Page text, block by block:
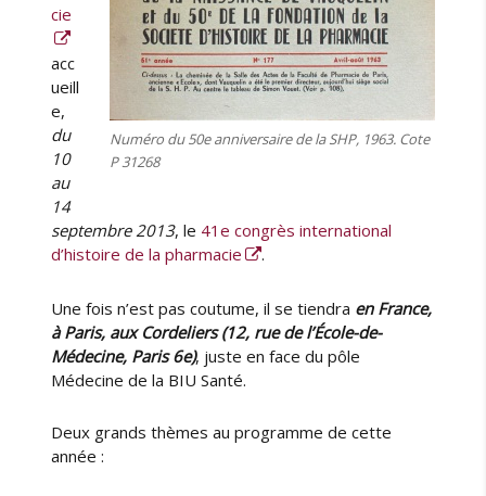
Numéro du 50e anniversaire de la SHP, 1963. Cote
P 31268
cie
acc
ueill
e,
du
10
au
14
septembre 2013, le 41e congrès international
d’histoire de la pharmacie
.
Une fois n’est pas coutume, il se tiendra en France,
à Paris, aux Cordeliers (12, rue de l’École-de-
Médecine, Paris 6e), juste en face du pôle
Médecine de la BIU Santé.
Deux grands thèmes au programme de cette
année :